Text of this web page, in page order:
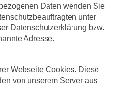
Daten wenden Sie
unter
Datenschutzerklärung bzw.
Adresse.
Webseite Cookies. Diese
von unserem Server aus